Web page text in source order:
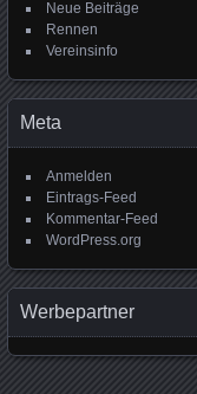
Neue Beiträge
Rennen
Vereinsinfo
Meta
Anmelden
Eintrags-Feed
Kommentar-Feed
WordPress.org
Werbepartner